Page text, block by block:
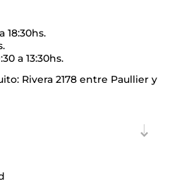
18:30hs.
a 13:30hs.
Rivera 2178 entre Paullier y